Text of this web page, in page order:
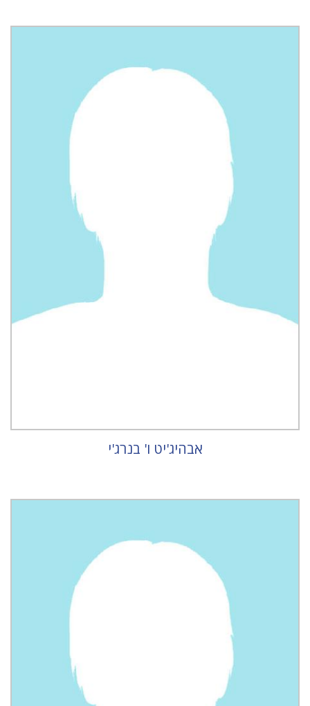
אבהיג'יט ו' בנרג'י